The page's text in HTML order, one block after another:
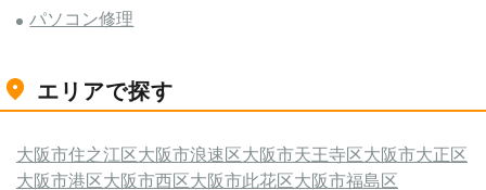
パソコン修理
エリアで探す
大阪市住之江区大阪市浪速区大阪市天王寺区大阪市大正区
大阪市港区大阪市西区大阪市此花区大阪市福島区